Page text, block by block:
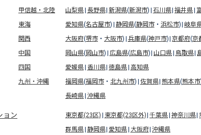
甲信越・北陸
山梨県 長野県 新潟県(新潟市) 石川県 福井県
東海
愛知県(名古屋市) 静岡県(静岡市・ 浜松市) 岐阜
関西
大阪府(堺市 ・ 大阪市) 兵庫県(神戸市) 京都府(京
中国
岡山県(岡山市) 広島県(広島市) 山口県 鳥取県
四国
愛媛県 香川県 徳島県 高知県
九州・沖縄
福岡県(福岡市 ・ 北九州市) 佐賀県 熊本県(熊本市
長崎県 沖縄県
ョン 東京都(23区) 東京都(23区外) 千葉県 神奈川県
群馬県 静岡県 愛知県 大阪府 沖縄県